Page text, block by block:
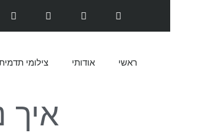
ראשי אודותי צילומי
איך